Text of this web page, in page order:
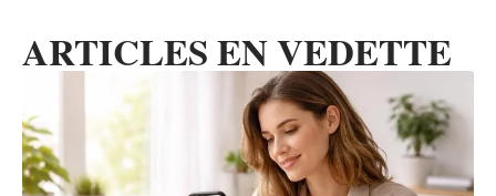
ARTICLES EN VEDETTE